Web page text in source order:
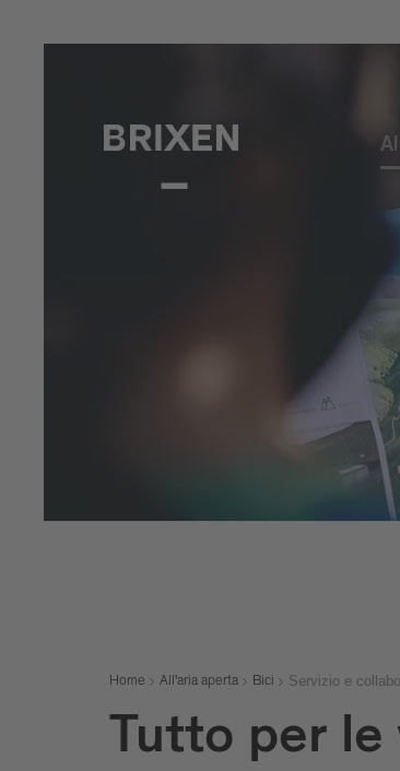
Home All'aria aperta Bici Servizio e
Tutto per